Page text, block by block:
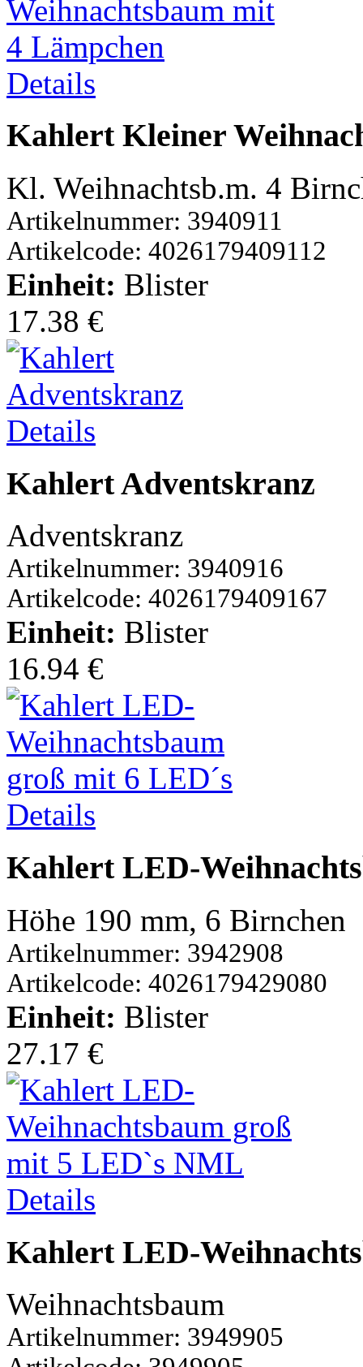
Details
Kahlert Kleiner
Kl. Weihnachtsb.m. 4
Artikelnummer: 3940911
Artikelcode: 4026179409112
Einheit: Blister
17.38 €
Details
Kahlert Adventskranz
Adventskranz
Artikelnummer: 3940916
Artikelcode: 4026179409167
Einheit: Blister
16.94 €
Details
Kahlert LED-
Höhe 190 mm, 6 Birnchen
Artikelnummer: 3942908
Artikelcode: 4026179429080
Einheit: Blister
27.17 €
Details
Kahlert LED-
Weihnachtsbaum
Artikelnummer: 3949905